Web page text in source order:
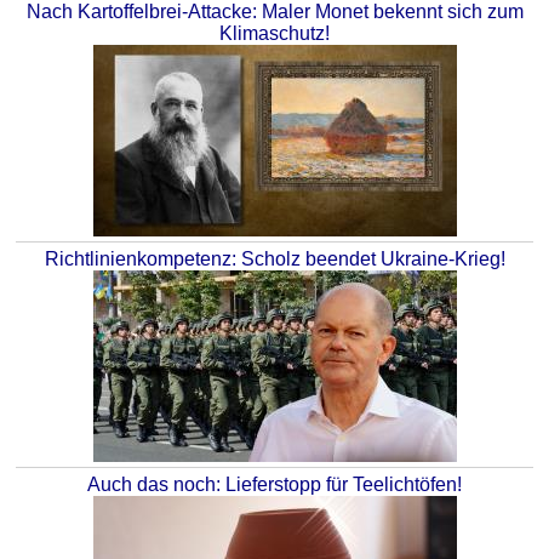
Nach Kartoffelbrei-Attacke: Maler Monet bekennt sich zum
Klimaschutz!
Richtlinienkompetenz: Scholz beendet Ukraine-Krieg!
Auch das noch: Lieferstopp für Teelichtöfen!